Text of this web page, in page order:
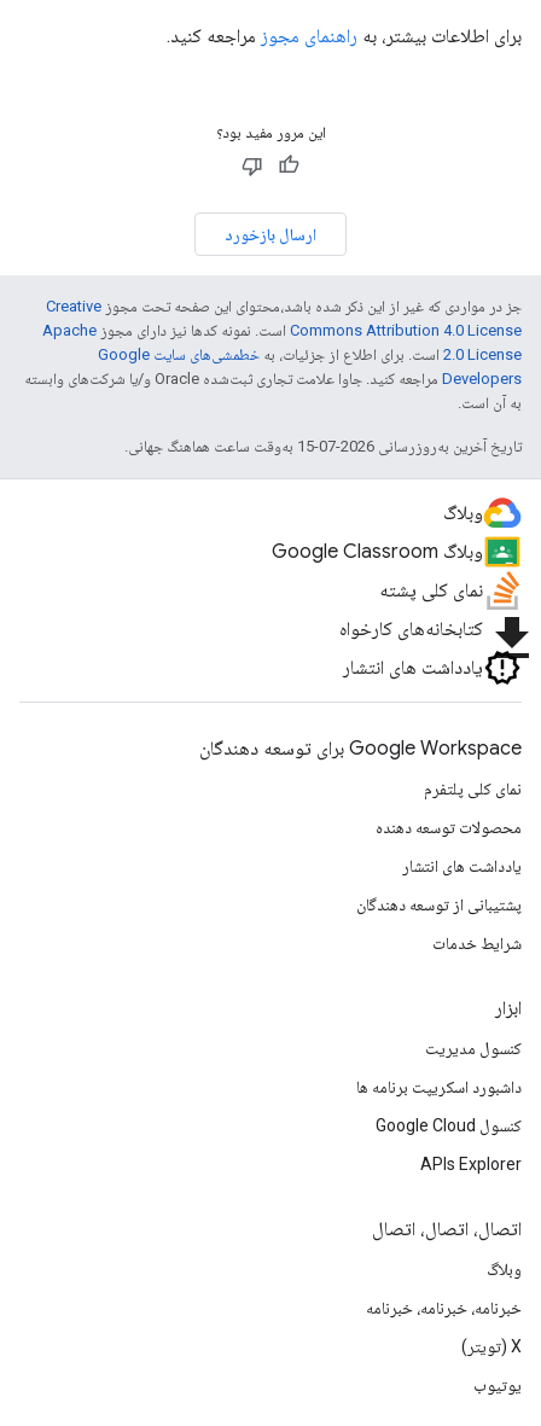
برای اطلاعات بیشتر، به راهنمای مجوز مراجعه کنید.
این مرور مفید بود؟
ارسال بازخورد
جز در مواردی که غیر از این ذکر شده باشد،‌محتوای این صفحه تحت مجوز Creative
Commons Attribution 4.0 License است. نمونه کدها نیز دارای مجوز Apache
2.0 License است. برای اطلاع از جزئیات، به
خطمشی‌های سایت Google
Developers‏
مراجعه کنید. جاوا علامت تجاری ثبت‌شده Oracle و/یا شرکت‌های وابسته
به آن است.
تاریخ آخرین به‌روزرسانی 2026-07-15 به‌وقت ساعت هماهنگ جهانی.
وبلاگ
وبلاگ Google Classroom
نمای کلی پشته
file_download کتابخانه‌های کارخواه
یادداشت های انتشار
Google Workspace برای توسعه دهندگان
نمای کلی پلتفرم
محصولات توسعه دهنده
یادداشت های انتشار
پشتیبانی از توسعه دهندگان
شرایط خدمات
ابزار
کنسول مدیریت
داشبورد اسکریپت برنامه ها
کنسول Google Cloud
APIs Explorer
اتصال، اتصال، اتصال
وبلاگ
خبرنامه، خبرنامه، خبرنامه
X (تویتر)
یوتیوب